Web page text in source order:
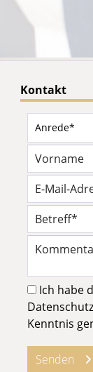
Kontakt
Ich habe
Kenntnis
Senden